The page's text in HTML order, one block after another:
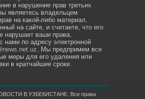
в нарушение прав третьих
являетесь владельцем
на какой-либо материал,
на сайте, и считаете, что его
нарушает ваши права,
нами по адресу электронной
. Мы предпримем все
меры для его удаления или
в кратчайшие сроки.
В УЗБЕКИСТАНЕ. Все права